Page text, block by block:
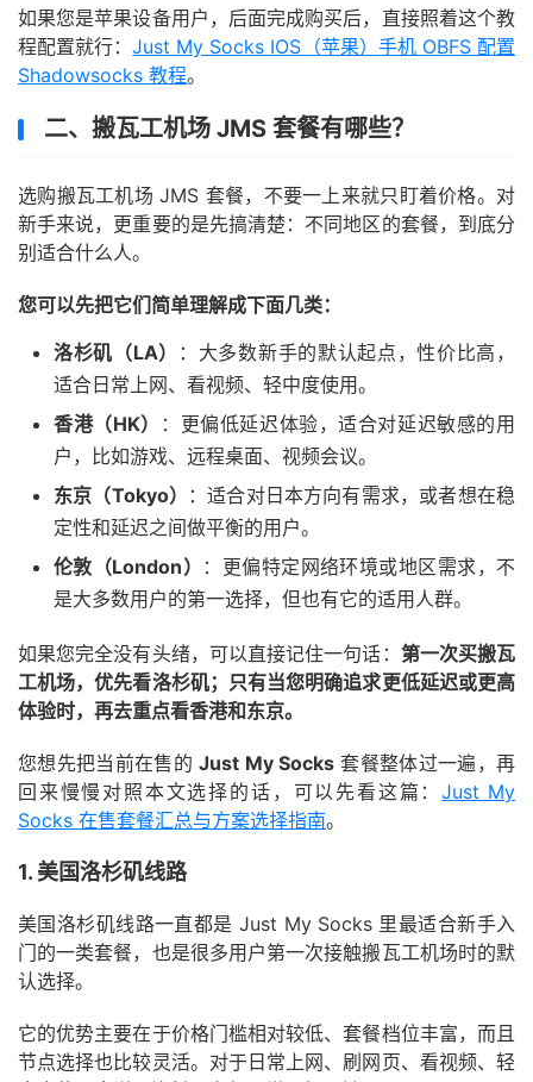
如果您是苹果设备用户，后面完成购买后，直接照着这个教
程配置就行：Just My Socks IOS（苹果）手机 OBFS 配置
Shadowsocks 教程。
二、搬瓦工机场 JMS 套餐有哪些？
选购搬瓦工机场 JMS 套餐，不要一上来就只盯着价格。对
新手来说，更重要的是先搞清楚：不同地区的套餐，到底分
别适合什么人。
您可以先把它们简单理解成下面几类：
洛杉矶（LA）
：大多数新手的默认起点，性价比高，
适合日常上网、看视频、轻中度使用。
香港（HK）
：更偏低延迟体验，适合对延迟敏感的用
户，比如游戏、远程桌面、视频会议。
东京（Tokyo）
：适合对日本方向有需求，或者想在稳
定性和延迟之间做平衡的用户。
伦敦（London）
：更偏特定网络环境或地区需求，不
是大多数用户的第一选择，但也有它的适用人群。
如果您完全没有头绪，可以直接记住一句话： 第一次买搬瓦
工机场，优先看洛杉矶；只有当您明确追求更低延迟或更高
体验时，再去重点看香港和东京。
您想先把当前在售的Just My Socks 套餐整体过一遍，再
回来慢慢对照本文选择的话，可以先看这篇：Just My
Socks 在售套餐汇总与方案选择指南。
1. 美国洛杉矶线路
美国洛杉矶线路一直都是 Just My Socks 里最适合新手入
门的一类套餐，也是很多用户第一次接触搬瓦工机场时的默
认选择。
它的优势主要在于价格门槛相对较低、套餐档位丰富，而且
节点选择也比较灵活。对于日常上网、刷网页、看视频、轻